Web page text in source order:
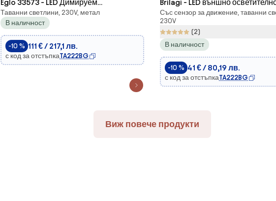
Eglo 33573 - LED Димируем
екстериорен таван лампа PIOVE-C
LED/14W/230V IP44
Таванни светлини, 230V, метал
В наличност
-10 % 111 € / 217,1 лв.
с код за отстъпкаTA222BG
Brilagi - LED външно
със сензор BENE LED/18W/230V
IP54
Със сензор за движение, таванни
230V
(2)
В наличност
-10 % 41 € / 80,19 лв.
с код за отстъпкаTA222BG
Виж повече продукти